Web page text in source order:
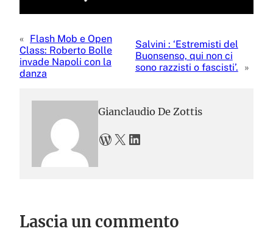
« Flash Mob e Open
Class: Roberto Bolle
invade Napoli con la
danza
Salvini : ‘Estremisti del
Buonsenso, qui non ci
sono razzisti o fascisti’.
»
Gianclaudio De Zottis
WordPress X LinkedIn
Lascia un commento